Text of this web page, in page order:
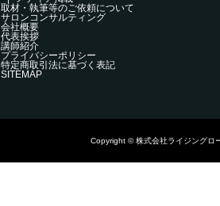
取材・執筆等のご依頼について
サロンコンサルティング
会社概要
代表挨拶
講師紹介
プライバシーポリシー
特定商取引法に基づく表記
SITEMAP
Copyright © 株式会社ライジングロ